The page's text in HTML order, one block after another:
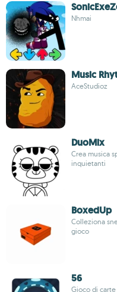
Nhmai
Music
AceStudioz
DuoMix
Crea musica
inquietanti
BoxedUp
Colleziona
gioco
56
Gioco di